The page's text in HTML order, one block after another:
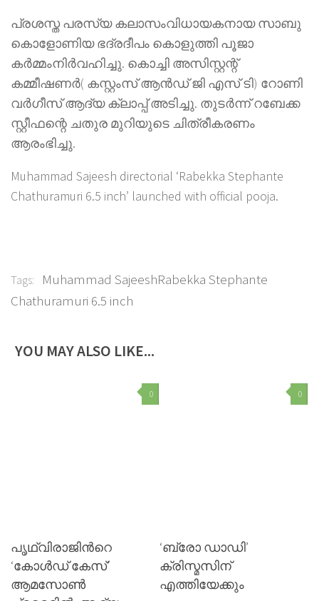
പ്രശസ്ത പരസ്യ കലാസംവിധായകനായ സാബു
കൊളോണിയ ഭദ്രദീപം കൊളുത്തി പൂജാ
കർമ്മംനിർവഹിച്ചു. കൊച്ചി അസിസ്റ്റന്റ്
കമ്മീഷണർ( കസ്റ്റംസ് ആൻഡ് ജി എസ് ടി) റോണി
വർഗീസ് ആദ്യ ക്ലാപ്പ് അടിച്ചു. തുടർന്ന് റബേക്ക
സ്റ്റീഫന്റെ ചതുര മുറിയുടെ ചിത്രീകരണം
ആരംഭിച്ചു.
Muhammad Sajeesh directorial ‘Rabekka Stephante
Chathuramuri 6.5 inch’ launched with official pooja.
Tags:
Muhammad SajeeshRabekka Stephante
Chathuramuri 6.5 inch
YOU MAY ALSO LIKE...
0
പൃഥ്വിരാജിന്‍റെ
‘കോള്‍ഡ് കേസ്’
ആമസോണ്‍
0
‘ബ്രോ ഡാഡി’
ക്രിസ്മസിന്
എത്തിയേക്കും